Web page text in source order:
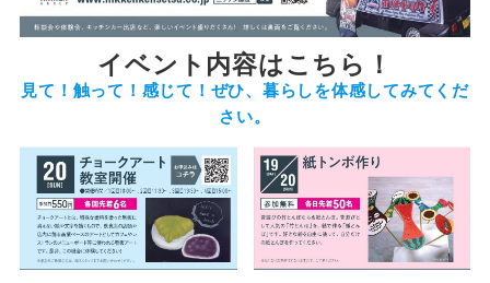
イベント内容はこちら！
見て！触って！感じて！ぜひ、暮らしを体感してみてくだ
さい。